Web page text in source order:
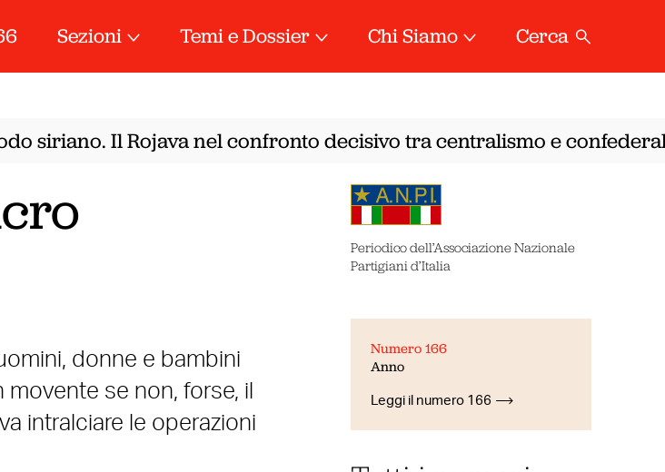
Sezioni Temi e Dossier Chi Siamo Cerca
siriano. Il Rojava nel confronto decisivo tra centralismo e
donne e bambini
se non, forse, il
intralciare le operazioni
Periodico dell’Associazione Nazionale
Partigiani d’Italia
Numero 166
Anno
Leggi il numero 166